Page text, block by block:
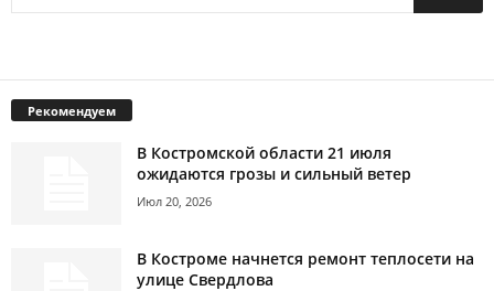
Рекомендуем
В Костромской области 21 июля
ожидаются грозы и сильный ветер
Июл 20, 2026
В Костроме начнется ремонт теплосети на
улице Свердлова